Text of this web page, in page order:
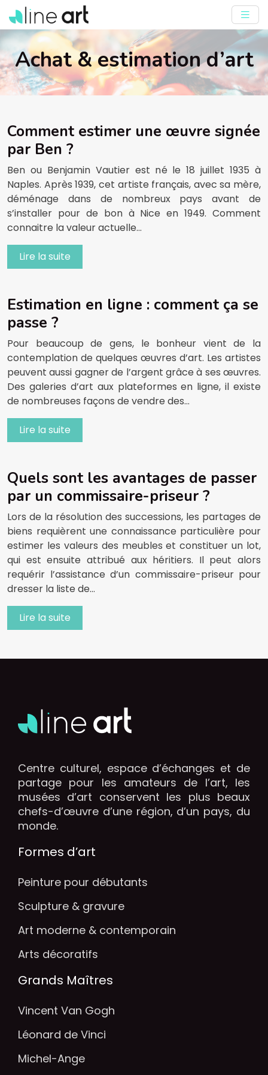
Achat & estimation d’art
Comment estimer une œuvre signée
par Ben ?
Ben ou Benjamin Vautier est né le 18 juillet 1935 à
Naples. Après 1939, cet artiste français, avec sa mère,
déménage dans de nombreux pays avant de
s’installer pour de bon à Nice en 1949. Comment
connaitre la valeur actuelle…
Lire la suite
Estimation en ligne : comment ça se
passe ?
Pour beaucoup de gens, le bonheur vient de la
contemplation de quelques œuvres d’art. Les artistes
peuvent aussi gagner de l’argent grâce à ses œuvres.
Des galeries d’art aux plateformes en ligne, il existe
de nombreuses façons de vendre des…
Lire la suite
Quels sont les avantages de passer
par un commissaire-priseur ?
Lors de la résolution des successions, les partages de
biens requièrent une connaissance particulière pour
estimer les valeurs des meubles et constituer un lot,
qui est ensuite attribué aux héritiers. Il peut alors
requérir l’assistance d’un commissaire-priseur pour
dresser la liste de…
Lire la suite
Centre culturel, espace d’échanges et de
partage pour les amateurs de l’art, les
musées d’art conservent les plus beaux
chefs-d’œuvre d’une région, d’un pays, du
monde.
Formes d’art
Peinture pour débutants
Sculpture & gravure
Art moderne & contemporain
Arts décoratifs
Grands Maîtres
Vincent Van Gogh
Léonard de Vinci
Michel-Ange